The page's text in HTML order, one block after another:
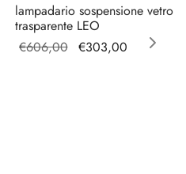
lampadario sospensione vetro
trasparente LEO
€606,00 Il prezzo
€303,00
Il prezzo